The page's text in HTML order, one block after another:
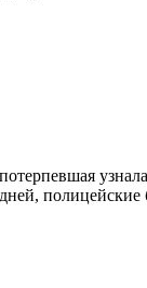
узнала